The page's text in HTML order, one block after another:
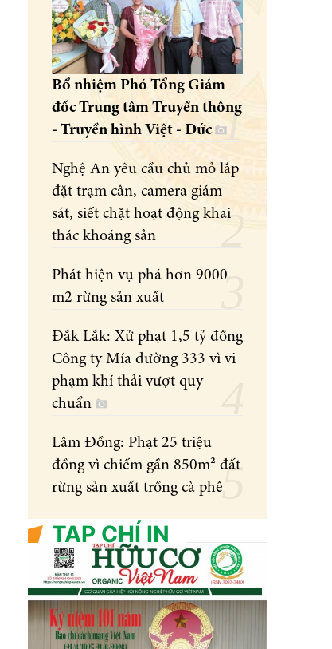
Bổ nhiệm Phó Tổng Giám
đốc Trung tâm Truyền thông
- Truyền hình Việt - Đức
Nghệ An yêu cầu chủ mỏ lắp
đặt trạm cân, camera giám
sát, siết chặt hoạt động khai
thác khoáng sản
Phát hiện vụ phá hơn 9000
m2 rừng sản xuất
Đắk Lắk: Xử phạt 1,5 tỷ đồng
Công ty Mía đường 333 vì vi
phạm khí thải vượt quy
chuẩn
Lâm Đồng: Phạt 25 triệu
đồng vì chiếm gần 850m² đất
rừng sản xuất trồng cà phê
TẠP CHÍ IN